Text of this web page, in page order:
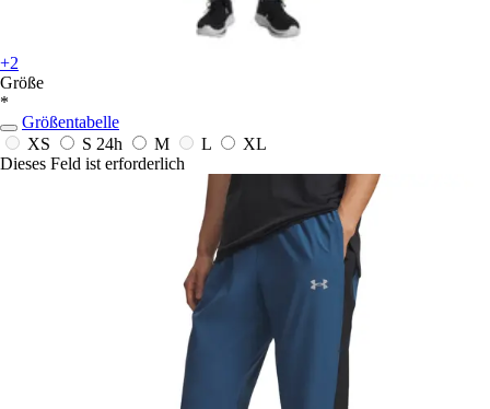
+2
Größe
*
Größentabelle
XS
S 24h M L
XL
Dieses Feld ist erforderlich